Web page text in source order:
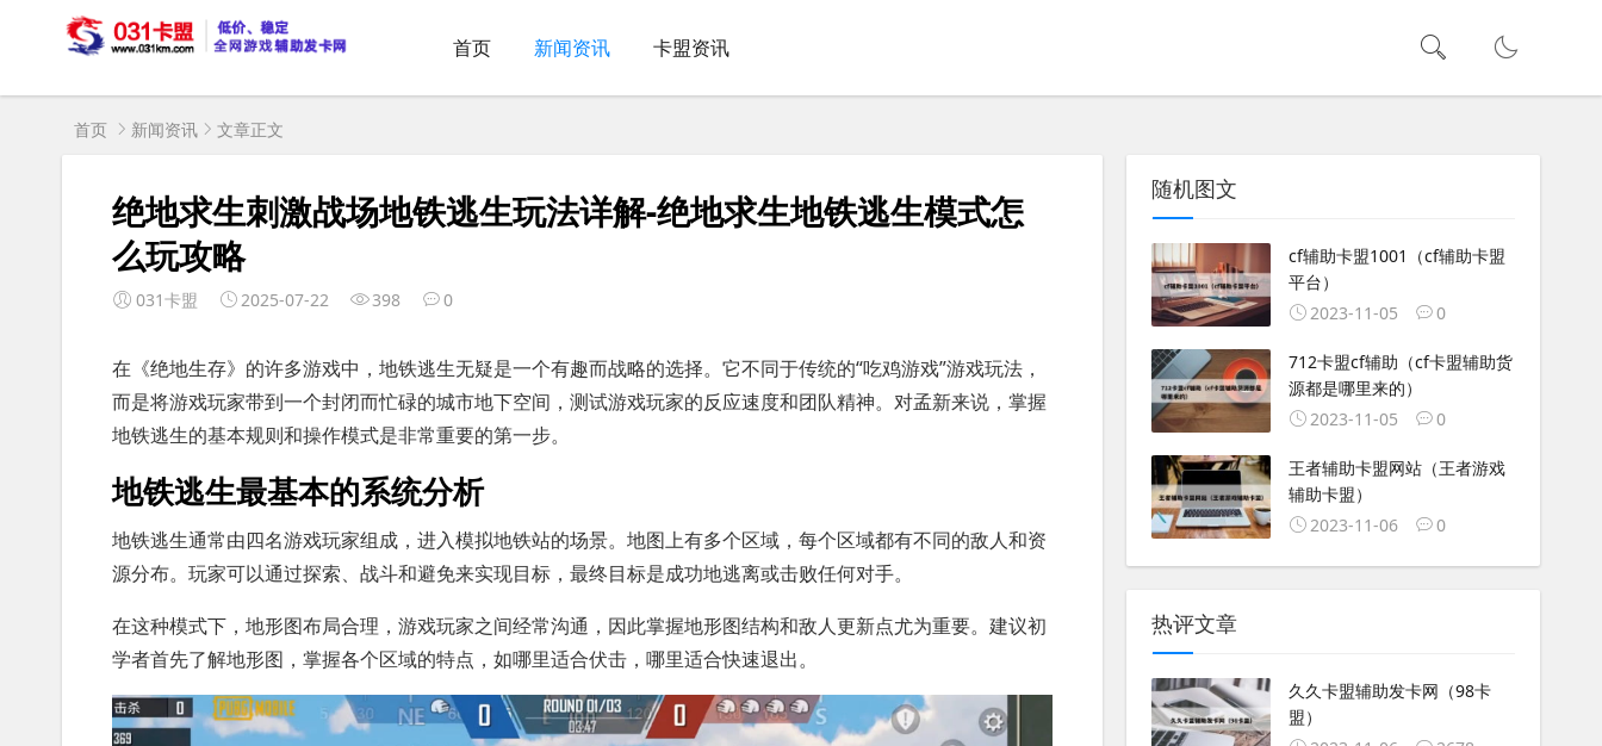
首页 新闻资讯 卡盟资讯
首页 新闻资讯 文章正文
绝地求生刺激战场地铁逃生玩法详解-绝地求生地铁逃生模式怎
么玩攻略
031卡盟 2025-07-22 398 0
在《绝地生存》的许多游戏中，地铁逃生无疑是一个有趣而战略的选择。它不同于传统的“吃鸡游戏”游戏玩法，
而是将游戏玩家带到一个封闭而忙碌的城市地下空间，测试游戏玩家的反应速度和团队精神。对孟新来说，掌握
地铁逃生的基本规则和操作模式是非常重要的第一步。
地铁逃生最基本的系统分析
地铁逃生通常由四名游戏玩家组成，进入模拟地铁站的场景。地图上有多个区域，每个区域都有不同的敌人和资
源分布。玩家可以通过探索、战斗和避免来实现目标，最终目标是成功地逃离或击败任何对手。
在这种模式下，地形图布局合理，游戏玩家之间经常沟通，因此掌握地形图结构和敌人更新点尤为重要。建议初
学者首先了解地形图，掌握各个区域的特点，如哪里适合伏击，哪里适合快速退出。
随机图文
cf辅助卡盟1001（cf辅助卡盟
平台）
2023-11-05
0
712卡盟cf辅助（cf卡盟辅助货
源都是哪里来的）
2023-11-05
0
王者辅助卡盟网站（王者游戏
辅助卡盟）
2023-11-06
0
热评文章
久久卡盟辅助发卡网（98卡
盟）